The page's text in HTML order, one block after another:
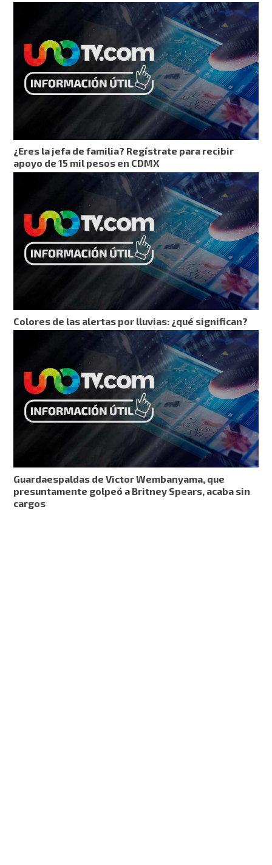
¿Eres la jefa de familia? Regístrate para recibir
apoyo de 15 mil pesos en CDMX
Colores de las alertas por lluvias: ¿qué significan?
Guardaespaldas de Victor Wembanyama, que
presuntamente golpeó a Britney Spears, acaba sin
cargos